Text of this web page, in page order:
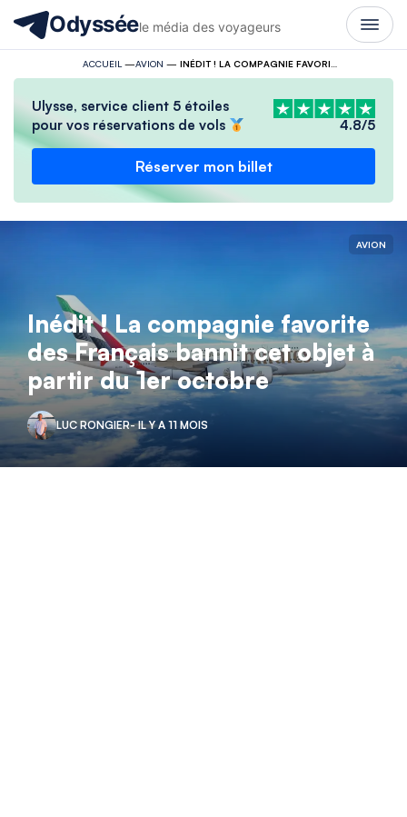
Odysséele média des voyageurs
ACCUEIL —AVION —
Ulysse, service client 5 étoiles
pour vos réservations de vols
4.8/5
Réserver mon billet
AVION
Inédit ! La compagnie favorite
des Français bannit cet objet à
partir du 1er octobre
LUC RONGIER- IL Y A 11 MOIS